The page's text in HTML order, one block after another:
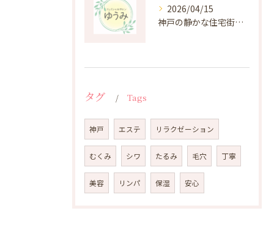
2026/04/15
神戸の静かな住宅街にある癒しのプライベートエステ体験
タグ Tags
神戸 エステ リラクゼーション
むくみ シワ たるみ 毛穴 丁寧
美容 リンパ 保湿 安心